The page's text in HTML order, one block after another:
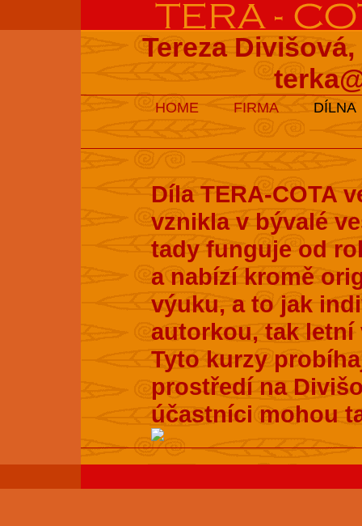
Tereza
HOME FIRMA DÍLNA
Díla TERA-COTA
vznikla v bývalé
tady funguje od
a nabízí kromě
výuku, a to jak
autorkou, tak letní
Tyto kurzy
prostředí na
účastníci mohou